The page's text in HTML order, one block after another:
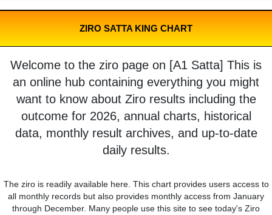
ZIRO SATTA KING CHART
Welcome to the ziro page on [A1 Satta] This is
an online hub containing everything you might
want to know about Ziro results including the
outcome for 2026, annual charts, historical
data, monthly result archives, and up-to-date
daily results.
The ziro is readily available here. This chart provides users access to
all monthly records but also provides monthly access from January
through December. Many people use this site to see today's Ziro